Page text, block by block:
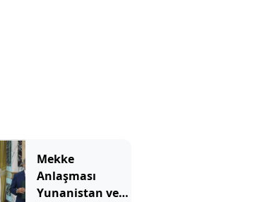
Mekke
Anlaşması
Yunanistan ve